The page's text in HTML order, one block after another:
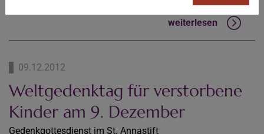
weiterlesen
09.12.2012
Weltgedenktag für verstorbene
Kinder am 9. Dezember
Gedenkgottesdienst im St. Annastift